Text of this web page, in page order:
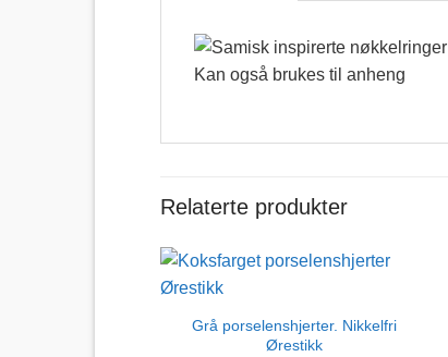
Relaterte produkter
Grå porselenshjerter. Nikkelfri
Ørestikk